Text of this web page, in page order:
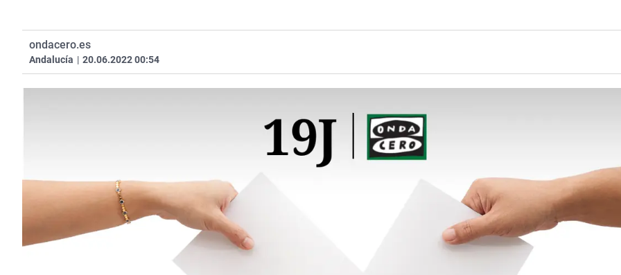
ondacero.es
Andalucía | 20.06.2022 00:54